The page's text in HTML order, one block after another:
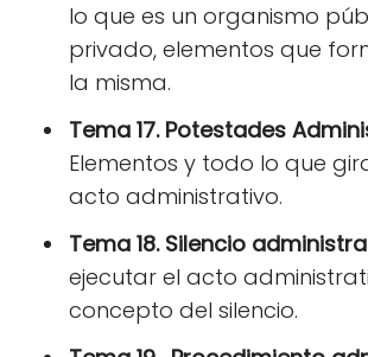
lo que es un organismo
privado, elementos que
la misma.
Tema 17. Potestades
Elementos y todo lo que
acto administrativo.
Tema 18. Silencio
ejecutar el acto
concepto del silencio.